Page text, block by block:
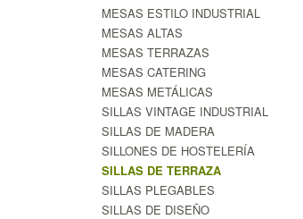
MESAS ESTILO INDUSTRIAL
MESAS ALTAS
MESAS TERRAZAS
MESAS CATERING
MESAS METÁLICAS
SILLAS VINTAGE INDUSTRIAL
SILLAS DE MADERA
SILLONES DE HOSTELERÍA
SILLAS DE TERRAZA
SILLAS PLEGABLES
SILLAS DE DISEÑO